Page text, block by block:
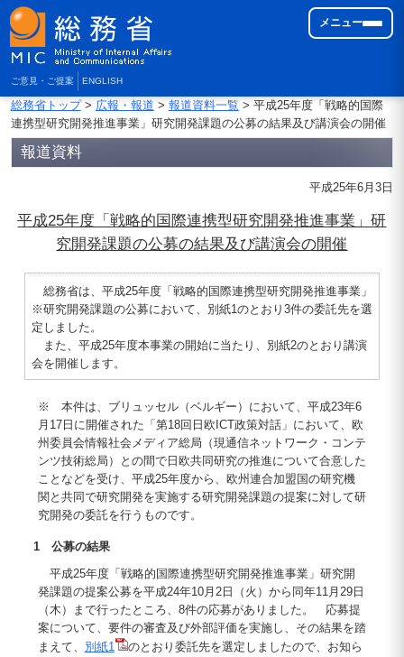
ご意見・ご提案 ENGLISH
メニュー
総務省トップ> 広報・報道 > 報道資料一覧> 平成25年度「戦略的国際
連携型研究開発推進事業」研究開発課題の公募の結果及び講演会の開催
報道資料
平成25年6月3日
平成25年度「戦略的国際連携型研究開発推進事業」研
究開発課題の公募の結果及び講演会の開催
総務省は、平成25年度「戦略的国際連携型研究開発推進事業」
※研究開発課題の公募において、別紙1のとおり3件の委託先を選
定しました。
また、平成25年度本事業の開始に当たり、別紙2のとおり講演
会を開催します。
※ 本件は、ブリュッセル（ベルギー）において、平成23年6
月17日に開催された「第18回日欧ICT政策対話」において、欧
州委員会情報社会メディア総局（現通信ネットワーク・コンテ
ンツ技術総局）との間で日欧共同研究の推進について合意した
ことなどを受け、平成25年度から、欧州連合加盟国の研究機
関と共同で研究開発を実施する研究開発課題の提案に対して研
究開発の委託を行うものです。
1 公募の結果
平成25年度「戦略的国際連携型研究開発推進事業」研究開
発課題の提案公募を平成24年10月2日（火）から同年11月29日
（木）まで行ったところ、8件の応募がありました。 応募提
案について、要件の審査及び外部評価を実施し、その結果を踏
まえて、 別紙1
のとおり委託先を選定しましたので、お知ら